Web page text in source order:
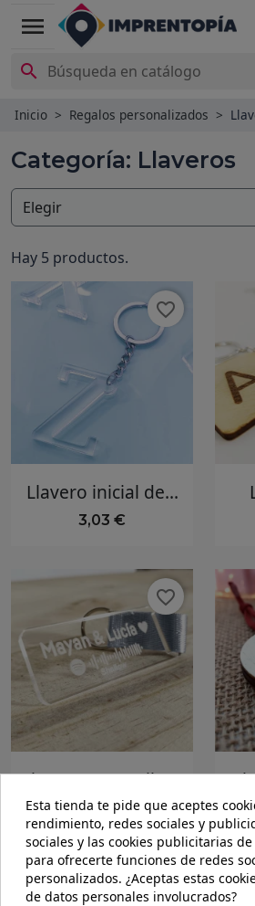
menu

Inicio Regalos personalizados
Categoría: Llaveros
Hay 5 productos.
Elegir
Llavero inicial de...
3,03 €
favorite_border
Llavero metacrilato
spotify
6,66 €
favorite_border
favorite_border
Esta tienda te pide que aceptes
rendimiento, redes sociales y
sociales y las cookies publicitarias
para ofrecerte funciones de redes
personalizados. ¿Aceptas estas
de datos personales involucrados?